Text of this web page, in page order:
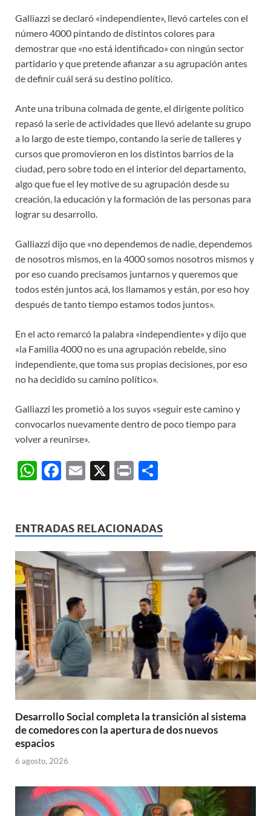
Galliazzi se declaró «independiente», llevó carteles con el
número 4000 pintando de distintos colores para
demostrar que «no está identificado» con ningún sector
partidario y que pretende afianzar a su agrupación antes
de definir cuál será su destino político.
Ante una tribuna colmada de gente, el dirigente político
repasó la serie de actividades que llevó adelante su grupo
a lo largo de este tiempo, contando la serie de talleres y
cursos que promovieron en los distintos barrios de la
ciudad, pero sobre todo en el interior del departamento,
algo que fue el ley motive de su agrupación desde su
creación, la educación y la formación de las personas para
lograr su desarrollo.
Galliazzi dijo que «no dependemos de nadie, dependemos
de nosotros mismos, en la 4000 somos nosotros mismos y
por eso cuando precisamos juntarnos y queremos que
todos estén juntos acá, los llamamos y están, por eso hoy
después de tanto tiempo estamos todos juntos».
En el acto remarcó la palabra «independiente» y dijo que
«la Familia 4000 no es una agrupación rebelde, sino
independiente, que toma sus propias decisiones, por eso
no ha decidido su camino político».
Galliazzi les prometió a los suyos «seguir este camino y
convocarlos nuevamente dentro de poco tiempo para
volver a reunirse».
W
s
A
p
p
F
b
o
o
E
X
P
p
ar
ti
r
ENTRADAS RELACIONADAS
Desarrollo Social completa la transición al sistema
de comedores con la apertura de dos nuevos
espacios
6 agosto, 2026